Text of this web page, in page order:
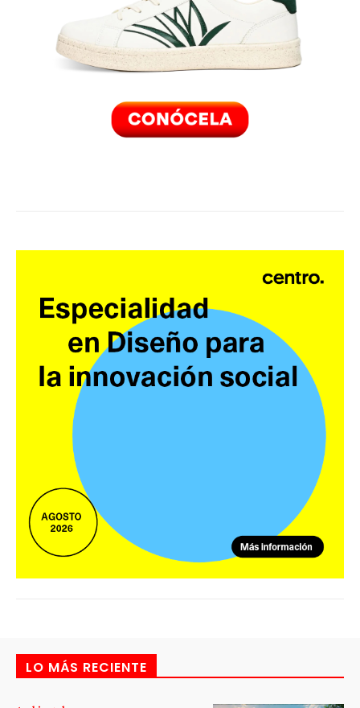
LO MÁS RECIENTE